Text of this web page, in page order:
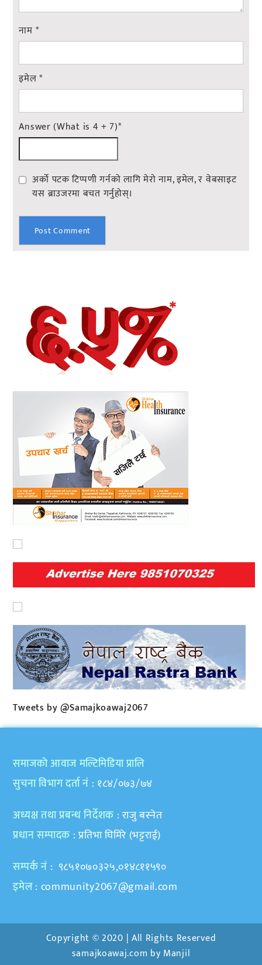
नाम *
इमेल*
Answer (What is 4 + 7)*
अर्को पटक टिप्पणी गर्नको लागि मेरो नाम, इमेल, र वेबसाइट
यस ब्राउजरमा बचत गर्नुहोस्।
Tweets by @Samajkoawaj2067
समाजकाे आवाज मल्टिमिडिया प्रालि
सुचना विभाग दर्ता नं : १८४/०७३/७४
अध्यक्ष तथा प्रबन्ध निर्देशक : राजु बस्नेत
प्रधान सम्पादक : प्रतिभा घिमिरे (भट्टराई)
सम्पर्क नं : ९८५१०७०३२५,०१४८११५९०
इमेल: community2067@gmail.com
Copyright © 2020 | All Rights Reserved
samajkoawaj.com by Manjil